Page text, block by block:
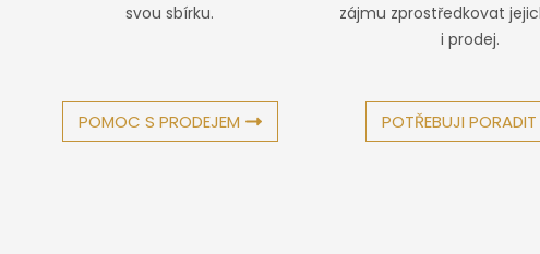
svou sbírku.
POMOC S PRODEJEM
zájmu zprostředkovat
i prodej.
POTŘEBUJI PORADIT